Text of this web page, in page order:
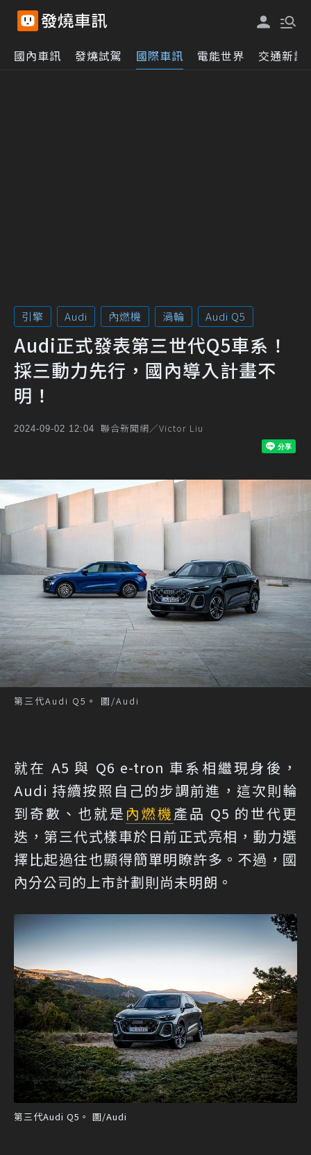
國內車訊 發燒試駕 國際車訊 電能世界 交通新訊
引擎 Audi 內燃機 渦輪 Audi Q5
Audi正式發表第三世代Q5車系！
採三動力先行，國內導入計畫不
明！
2024-09-02 12:04 聯合新聞網／Victor Liu
第三代Audi Q5。 圖/Audi
就在 A5 與 Q6 e-tron 車系相繼現身後，
Audi 持續按照自己的步調前進，這次則輪
到奇數、也就是 內燃機產品 Q5 的世代更
迭，第三代式樣車於日前正式亮相，動力選
擇比起過往也顯得簡單明瞭許多。不過，國
內分公司的上市計劃則尚未明朗。
第三代Audi Q5。 圖/Audi